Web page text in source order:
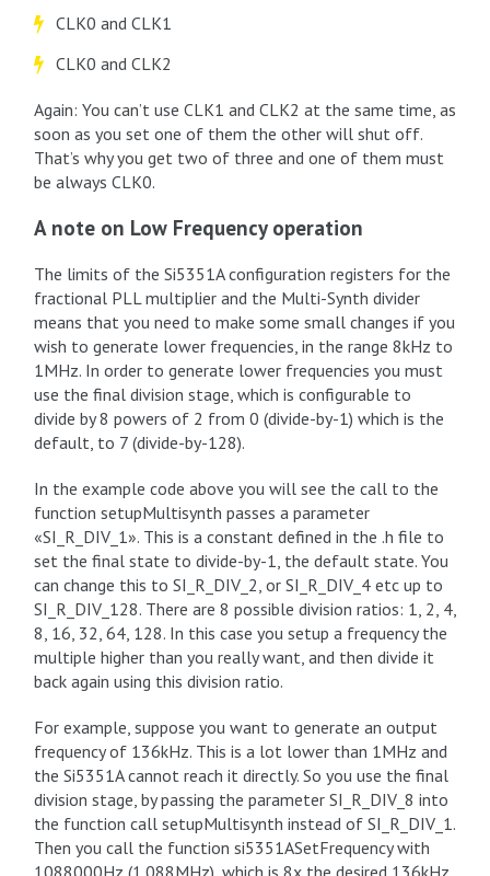
CLK0 and CLK1
CLK0 and CLK2
Again: You can’t use CLK1 and CLK2 at the same time, as
soon as you set one of them the other will shut off.
That’s why you get two of three and one of them must
be always CLK0.
A note on Low Frequency operation
The limits of the Si5351A configuration registers for the
fractional PLL multiplier and the Multi-Synth divider
means that you need to make some small changes if you
wish to generate lower frequencies, in the range 8kHz to
1MHz. In order to generate lower frequencies you must
use the final division stage, which is configurable to
divide by 8 powers of 2 from 0 (divide-by-1) which is the
default, to 7 (divide-by-128).
In the example code above you will see the call to the
function setupMultisynth passes a parameter
«SI_R_DIV_1». This is a constant defined in the .h file to
set the final state to divide-by-1, the default state. You
can change this to SI_R_DIV_2, or SI_R_DIV_4 etc up to
SI_R_DIV_128. There are 8 possible division ratios: 1, 2, 4,
8, 16, 32, 64, 128. In this case you setup a frequency the
multiple higher than you really want, and then divide it
back again using this division ratio.
For example, suppose you want to generate an output
frequency of 136kHz. This is a lot lower than 1MHz and
the Si5351A cannot reach it directly. So you use the final
division stage, by passing the parameter SI_R_DIV_8 into
the function call setupMultisynth instead of SI_R_DIV_1.
Then you call the function si5351ASetFrequency with
1088000Hz (1.088MHz), which is 8x the desired 136kHz